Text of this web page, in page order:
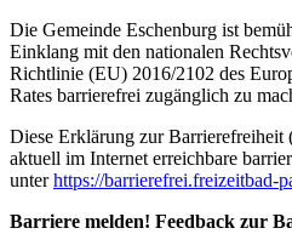
Die Gemeinde Eschenburg ist
Einklang mit den nationalen
Richtlinie (EU) 2016/2102 des
Rates barrierefrei zugänglich zu
Diese Erklärung zur
aktuell im Internet erreichbare
unterhttps://barrierefrei.freizeitbad-
Barriere melden! Feedback zur